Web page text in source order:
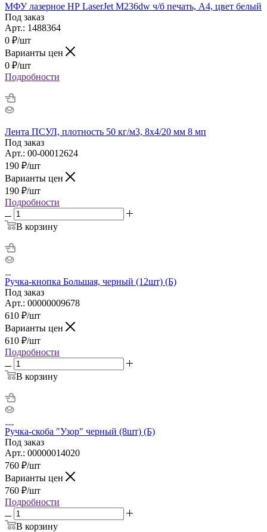
МФУ лазерное НР LaserJet M236dw ч/б печать, А4, цвет белый
Под заказ
Арт.: 1488364
0 ₽/шт
Варианты цен
0 ₽/шт
Подробности
Лента ПСУЛ, плотность 50 кг/м3, 8х4/20 мм 8 мп
Под заказ
Арт.: 00-00012624
190 ₽/шт
Варианты цен
190 ₽/шт
Подробности
В корзину
Ручка-кнопка Большая, черный (12шт) (Б)
Под заказ
Арт.: 00000009678
610 ₽/шт
Варианты цен
610 ₽/шт
Подробности
В корзину
Ручка-скоба "Узор" черный (8шт) (Б)
Под заказ
Арт.: 00000014020
760 ₽/шт
Варианты цен
760 ₽/шт
Подробности
В корзину